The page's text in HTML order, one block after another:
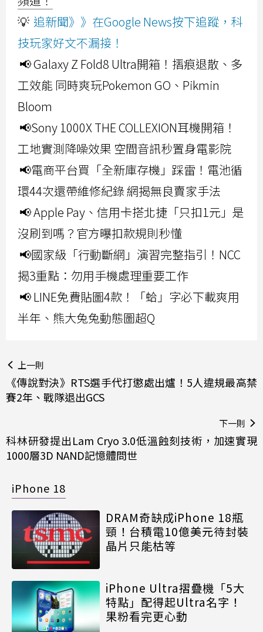
💡 追新聞》》在Google News按下追蹤，科
技玩家好文不漏接！
📢 Galaxy Z Fold8 Ultra開箱！摺痕退散、多
工效能 同時爽玩Pokemon GO、Pikmin
Bloom
📢Sony 1000X THE COLLEXION耳機開箱！
工地實測降噪效果 空間音訊秒置身電影院
📢電商平台買「全新庫存機」踩雷！電池循
環44次還帶維修紀錄 網揭無良賣家手法
📢 Apple Pay、信用卡搭北捷「只扣1元」是
沒刷到嗎？官方曝扣款規則秒懂
📢國家級「行動斷網」演習完整指引！NCC
揭3重點：勿用手機處理重要工作
📢 LINE免費貼圖4款！「蛤」字必下載爽用
半年、熊大兔兔動態圖超Q
上一則
《傳說對決》RTS選手代打懲處出爐！5人違規最高禁
賽2年、戰隊退出GCS
下一則
科林研發提出Lam Cryo 3.0低溫蝕刻技術，加速實現
1000層3D NAND記憶體問世
iPhone 18
DRAM奇缺成iPhone 18瓶
頸！台積電10億美元待封裝
晶片只能枯等
iPhone Ultra摺疊機「5大
特點」配得起Ultra名字！
果粉看完更心動